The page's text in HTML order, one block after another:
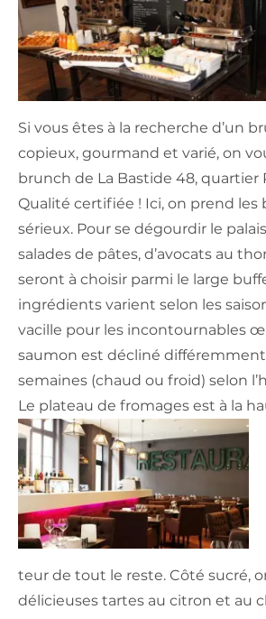
Si vous êtes à la recherche d’un
copieux, gourmand et varié, on
brunch de La Bastide 48, quartier
Qualité certifiée ! Ici, on prend les
sérieux. Pour se dégourdir le
salades de pâtes, d’avocats au
seront à choisir parmi le large
ingrédients varient selon les
vacille pour les incontournables
saumon est décliné
semaines (chaud ou froid) selon
Le plateau de fromages est à la
teur de tout le reste. Côté sucré,
délicieuses tartes au citron et au